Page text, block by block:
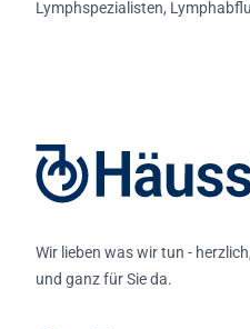
Lymphspezialisten,
Wir lieben was wir tun -
und ganz für Sie da.